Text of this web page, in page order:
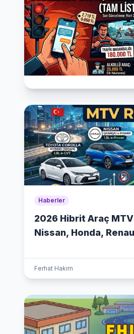
Haberler
2026 Hibrit Araç
Nissan, Honda,
Ferhat Hakim